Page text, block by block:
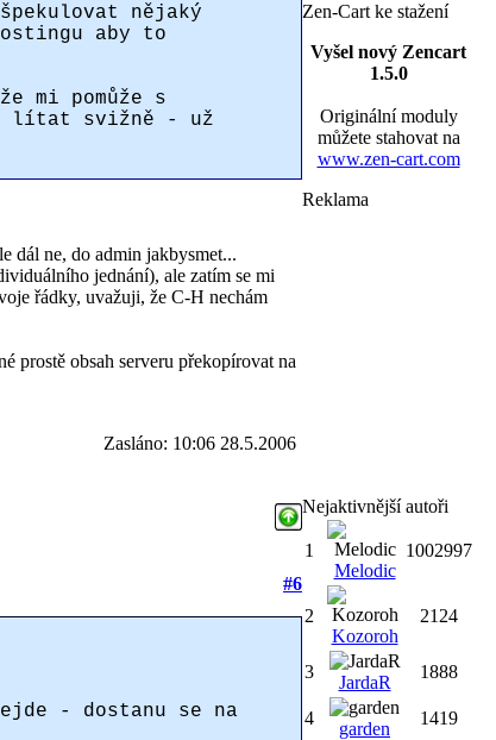
nějaký
aby to
mi pomůže s
lítat svižně - už
dál ne, do admin jakbysmet...
jednání), ale zatím se mi
řádky, uvažuji, že C-H nechám
prostě obsah serveru překopírovat na
Zasláno: 10:06 28.5.2006
#6
- dostanu se na
Zen-Cart ke stažení
Vyšel nový Zencart
1.5.0
Originální moduly
můžete stahovat na
www.zen-cart.com
Reklama
Nejaktivnější autoři
1
Melodic
1002997
2
Kozoroh
2124
3
JardaR
1888
4
garden
1419